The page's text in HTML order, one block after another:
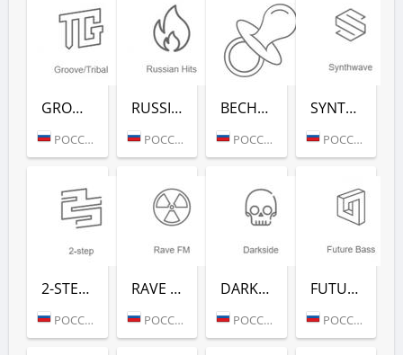
GROOVE/TRIBAL (РАДИО РЕКОРД)
РОССИЯ (МОСКВА)
RUSSIAN HITS (РАДИО РЕКОРД)
РОССИЯ (МОСКВА)
ВЕСНУШКА FM (РАДИО РЕКОРД)
РОССИЯ (МОСКВА)
SYNTHWAVE (РАДИО РЕКОРД)
РОССИЯ (МОСКВА)
2-STEP (РАДИО РЕКОРД)
РОССИЯ (МОСКВА)
RAVE FM (РАДИО РЕКОРД)
РОССИЯ (МОСКВА)
DARKSIDE (РАДИО РЕКОРД)
РОССИЯ (МОСКВА)
FUTURE BASS (РАДИО РЕКОРД)
РОССИЯ (МОСКВА)